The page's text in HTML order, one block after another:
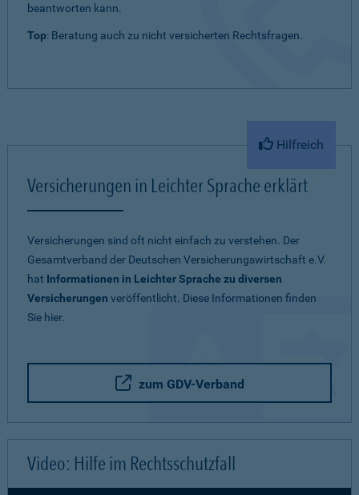
beantworten kann.
Top: Beratung auch zu nicht versicherten Rechtsfragen.
Hilfreich
Versicherungen in Leichter Sprache erklärt
Versicherungen sind oft nicht einfach zu verstehen. Der
Gesamtverband der Deutschen Versicherungswirtschaft e.V.
hat Informationen in Leichter Sprache zu diversen
Versicherungen veröffentlicht. Diese Informationen finden
Sie hier.
zum GDV-Verband
Video: Hilfe im Rechtsschutzfall